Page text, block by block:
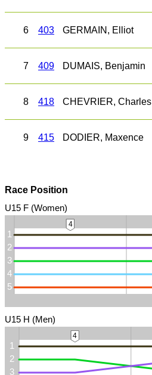
6 403 GERMAIN, Elliot
7 409 DUMAIS, Benjamin
8 418 CHEVRIER, Charles
9 415 DODIER, Maxence
Race Position